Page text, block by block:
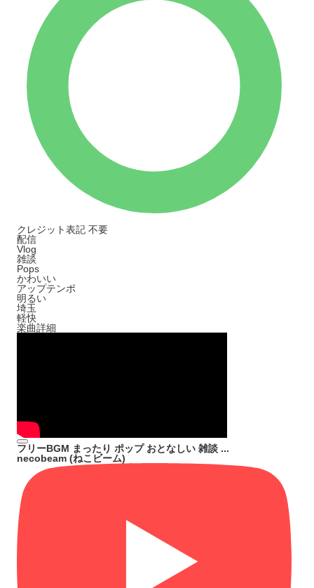
クレジット表記 不要
配信
Vlog
雑談
Pops
かわいい
アップテンポ
明るい
埼玉
軽快
楽曲詳細
フリーBGM まったり ポップ おとなしい 雑談 ...
necobeam (ねこビーム)